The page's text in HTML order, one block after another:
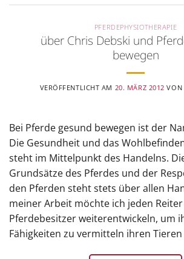
PFERDEPHYSIOTHERAPIE
über Chris Debski und
bewegen
VERÖFFENTLICHT AM 20. MÄRZ 2012 VON
Bei Pferde gesund bewegen ist der
Die Gesundheit und das
steht im Mittelpunkt des Handelns.
Grundsätze des Pferdes und der
den Pferden steht stets über allen
meiner Arbeit möchte ich jeden
Pferdebesitzer weiterentwickeln, um
Fähigkeiten zu vermitteln ihren